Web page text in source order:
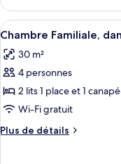
Partial
Bay
View,
Annex
Building
le
type
de
Executive
Room,
Bay
View,
Building
Afficher
toutes
les
photos
pour
ce
type
de
6
Chambre Familiale,
30 m²
4 personnes
2 lits 1 place et 1
Wi-Fi gratuit
Plus de détails
Plus